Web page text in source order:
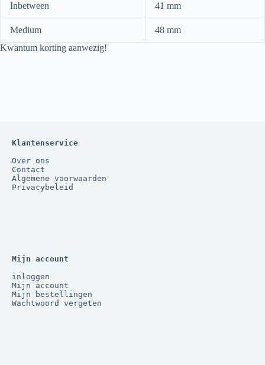
Inbetween 41 mm
Medium
48 mm
Kwantum korting aanwezig!
Klantenservice
Over ons
Contact
Algemene voorwaarden
Privacybeleid
Mijn account
inloggen
Mijn account
Mijn bestellingen
Wachtwoord vergeten